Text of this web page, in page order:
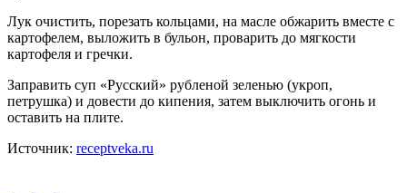
Лук очистить, порезать кольцами, на масле обжарить вместе с
картофелем, выложить в бульон, проварить до мягкости
картофеля и гречки.
Заправить суп «Русский» рубленой зеленью (укроп,
петрушка) и довести до кипения, затем выключить огонь и
оставить на плите.
Источник: receptveka.ru